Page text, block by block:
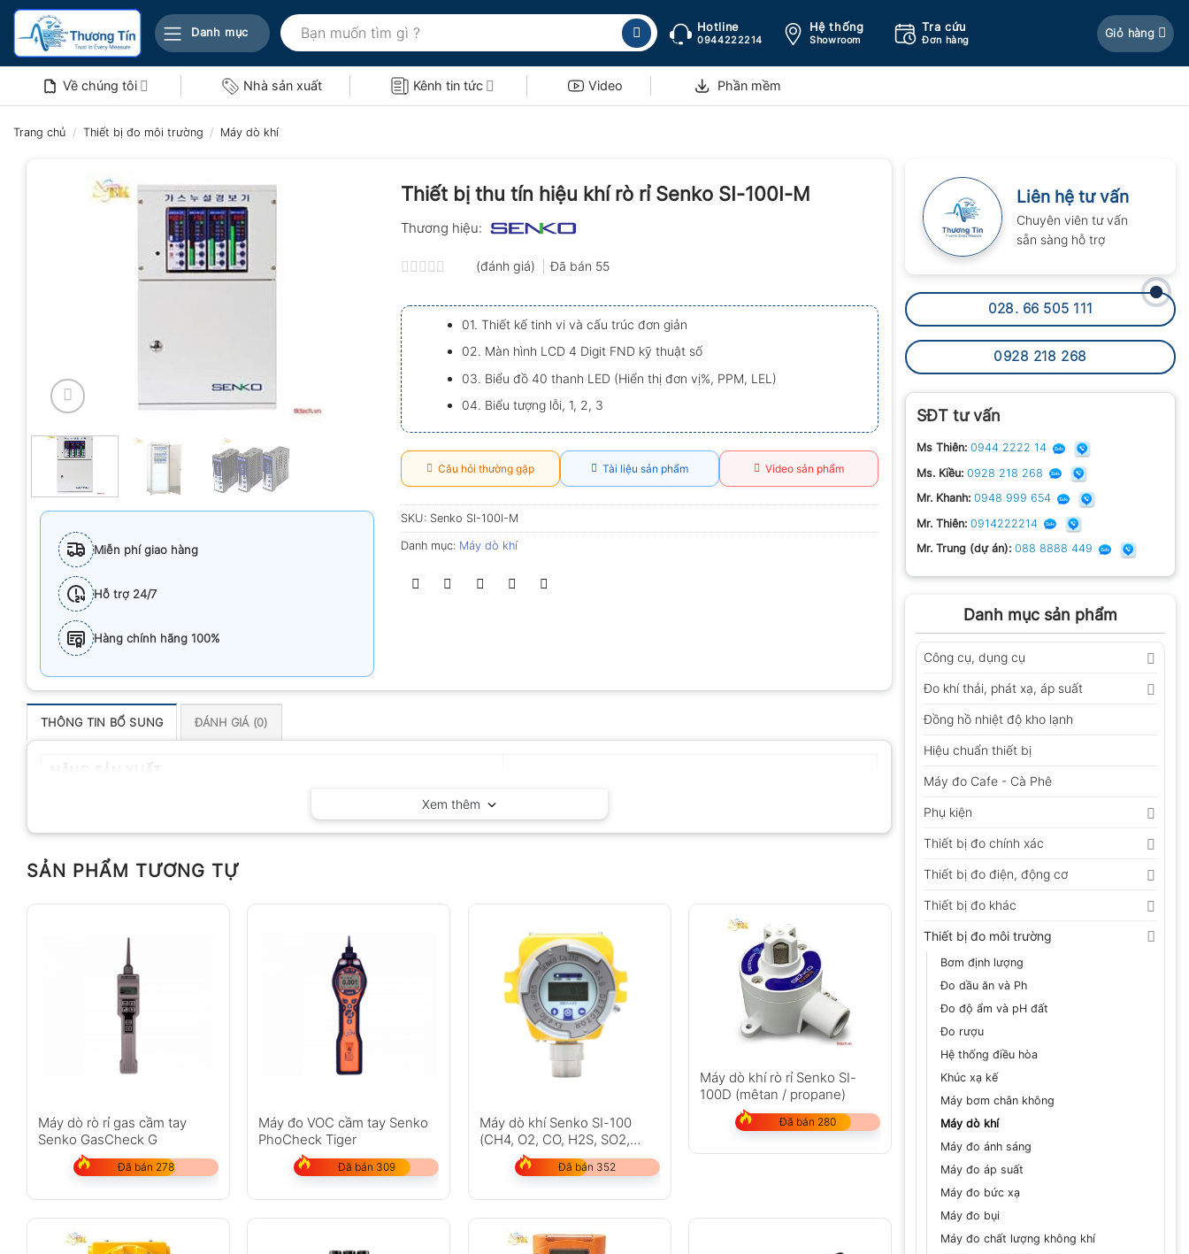
Bỏ
nội
Danh mục
Tìm
kiếm:
Hotline
0944222214
Hệ thống
Showroom
Tra cứu
Đơn hàng
Giỏ hàng
Về chúng tôi Nhà sản xuất Kênh tin tức Video Phần mềm
Trang chủ / Thiết bị đo môi trường / Máy dò khí
Liên hệ tư vấn
Chuyên viên tư vấn
sẵn sàng hỗ trợ
028. 66 505 111
0928 218 268
SĐT tư vấn
Ms Thiên: 0944 2222 14
Ms. Kiều: 0928 218 268
Mr. Khanh: 0948 999 654
Mr. Thiên: 0914222214
Mr. Trung (dự án): 088 8888 449
Danh mục sản phẩm
Công cụ, dụng cụ
Đo khí thải, phát xạ, áp suất
Đồng hồ nhiệt độ kho lạnh
Hiệu chuẩn thiết bị
Máy đo Cafe - Cà Phê
Phụ kiện
Thiết bị đo chính xác
Thiết bị đo điện, động cơ
Thiết bị đo khác
Thiết bị đo môi trường
Bơm định lượng
Đo dầu ăn và Ph
Đo độ ẩm và pH đất
Đo rượu
Hệ thống điều hòa
Khúc xạ kế
Máy bơm chân không
Máy dò khí
Máy đo ánh sáng
Máy đo áp suất
Máy đo bức xạ
Máy đo bụi
Máy đo chất lượng không khí
Miễn phí giao hàng
Hỗ trợ 24/7
Hàng chính hãng 100%
Thiết bị thu tín hiệu khí rò rỉ Senko SI-100I-M
Thương hiệu:
xếp
hạng
0.0
5
sao
(đánh giá) Đã bán 55
01. Thiết kế tinh vi và cấu trúc đơn giản
02. Màn hình LCD 4 Digit FND kỹ thuật số
03. Biểu đồ 40 thanh LED (Hiển thị đơn vị%, PPM, LEL)
04. Biểu tượng lỗi, 1, 2, 3
Câu hỏi thường gặp Tài liệu sản phẩm Video sản phẩm
SKU: Senko SI-100I-M
Danh mục: Máy dò khí
THÔNG TIN BỔ SUNG ĐÁNH GIÁ (0)
Xem thêm
SẢN PHẨM TƯƠNG TỰ
Máy dò rò rỉ gas cầm tay
Senko GasCheck G
Đã bán 278
Máy đo VOC cầm tay Senko
PhoCheck Tiger
Đã bán 309
Máy dò khí Senko SI-100
(CH4, O2, CO, H2S, SO2,
NH3, H2)
Đã bán 352
Máy dò khí rò rỉ Senko SI-
100D (mêtan / propane)
Đã bán 280